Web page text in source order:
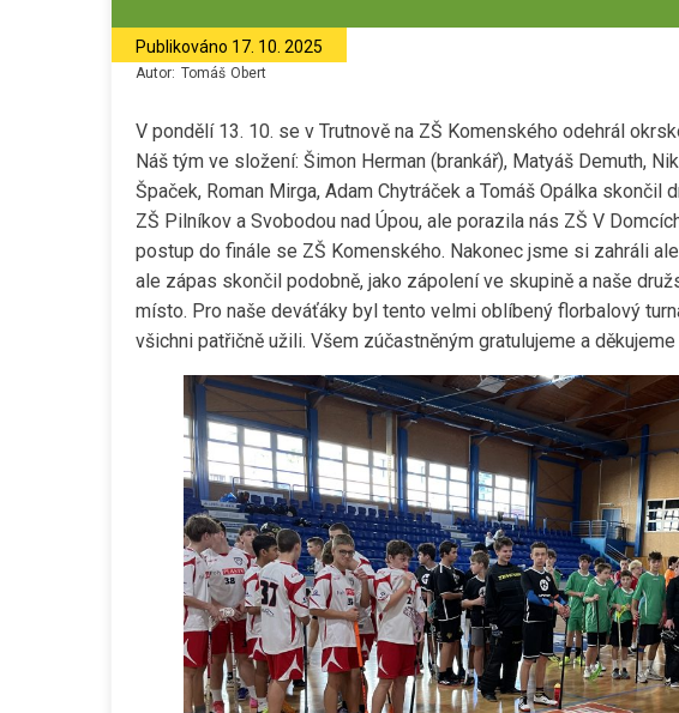
Publikováno 17. 10. 2025
Autor: Tomáš Obert
V pondělí 13. 10. se v Trutnově na ZŠ Komenského odehrál
Náš tým ve složení: Šimon Herman (brankář), Matyáš Demuth,
Špaček, Roman Mirga, Adam Chytráček a Tomáš Opálka skončil
ZŠ Pilníkov a Svobodou nad Úpou, ale porazila nás ZŠ V
postup do finále se ZŠ Komenského. Nakonec jsme si zahráli
ale zápas skončil podobně, jako zápolení ve skupině a naše
místo. Pro naše deváťáky byl tento velmi oblíbený florbalový
všichni patřičně užili. Všem zúčastněným gratulujeme a